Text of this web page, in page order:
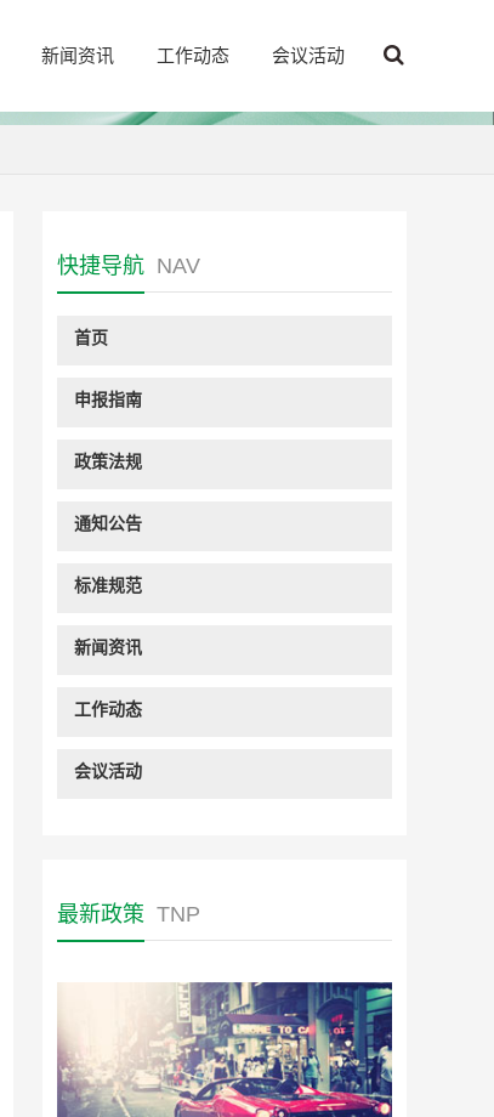
新闻资讯 工作动态 会议活动
快捷导航 NAV
首页
申报指南
政策法规
通知公告
标准规范
新闻资讯
工作动态
会议活动
最新政策 TNP